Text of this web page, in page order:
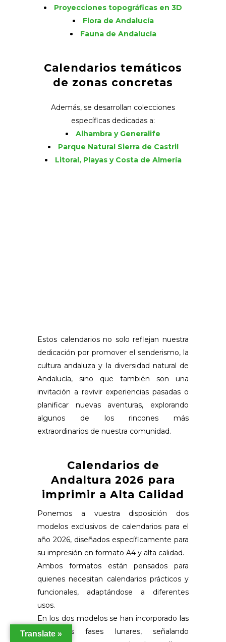
Proyecciones topográficas en 3D
Flora de Andalucía
Fauna de Andalucía
Calendarios temáticos
de zonas concretas
Además, se desarrollan colecciones
específicas dedicadas a:
Alhambra y Generalife
Parque Natural Sierra de Castril
Litoral, Playas y Costa de Almería
Estos calendarios no solo reflejan nuestra
dedicación por promover el senderismo, la
cultura andaluza y la diversidad natural de
Andalucía, sino que también son una
invitación a revivir experiencias pasadas o
planificar nuevas aventuras, explorando
algunos de los rincones más
extraordinarios de nuestra comunidad.
Calendarios de
Andaltura 2026 para
imprimir a Alta Calidad
Ponemos a vuestra disposición dos
modelos exclusivos de calendarios para el
año 2026, diseñados específicamente para
su impresión en formato A4 y alta calidad.
Ambos formatos están pensados para
quienes necesitan calendarios prácticos y
funcionales, adaptándose a diferentes
usos.
En los dos modelos se han incorporado las
principales fases lunares, señalando
Translate »